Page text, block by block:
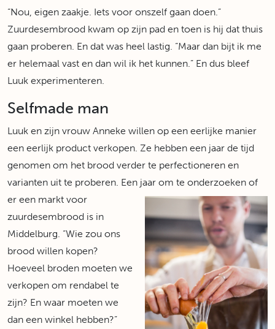
“Nou, eigen zaakje. Iets voor onszelf gaan doen.”
Zuurdesembrood kwam op zijn pad en toen is hij dat thuis
gaan proberen. En dat was heel lastig. “Maar dan bijt ik me
er helemaal vast en dan wil ik het kunnen.” En dus bleef
Luuk experimenteren.
Selfmade man
Luuk en zijn vrouw Anneke willen op een eerlijke manier
een eerlijk product verkopen. Ze hebben een jaar de tijd
genomen om het brood verder te perfectioneren en
varianten uit te proberen. Een jaar om te onderzoeken of
er een markt voor
zuurdesembrood is in
Middelburg. “Wie zou ons
brood willen kopen?
Hoeveel broden moeten we
verkopen om rendabel te
zijn? En waar moeten we
dan een winkel hebben?”